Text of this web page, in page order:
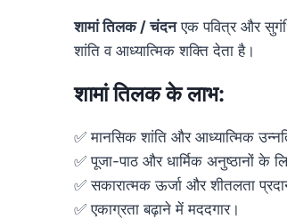
शामां तिलक / चंदनएक पवित्र और
शांति व आध्यात्मिक शक्ति देता है।
शामां तिलक के लाभ:
✅ मानसिक शांति और आध्यात्मिक
✅ पूजा-पाठ और धार्मिक अनुष्ठानों के
✅ सकारात्मक ऊर्जा और शीतलता
✅ एकाग्रता बढ़ाने में मददगार।